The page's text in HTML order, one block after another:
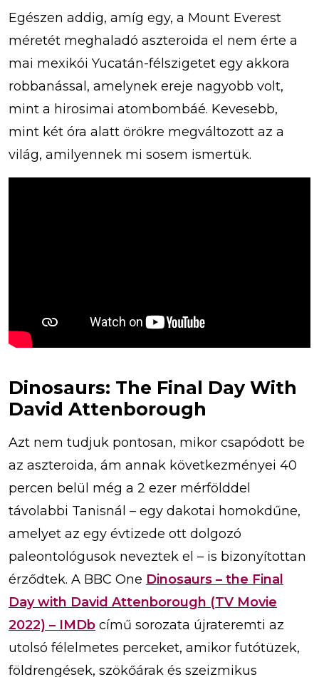
Egészen addig, amíg egy, a Mount Everest
méretét meghaladó aszteroida el nem érte a
mai mexikói Yucatán-félszigetet egy akkora
robbanással, amelynek ereje nagyobb volt,
mint a hirosimai atombombáé. Kevesebb,
mint két óra alatt örökre megváltozott az a
világ, amilyennek mi sosem ismertük.
Dinosaurs: The Final Day With
David Attenborough
Azt nem tudjuk pontosan, mikor csapódott be
az aszteroida, ám annak következményei 40
percen belül még a 2 ezer mérfölddel
távolabbi Tanisnál – egy dakotai homokdűne,
amelyet az egy évtizede ott dolgozó
paleontológusok neveztek el – is bizonyítottan
érződtek. A BBC One Dinosaurs – the Final
Day with David Attenborough (TV Movie
2022) – IMDb című sorozata újrateremti az
utolsó félelmetes perceket, amikor futótüzek,
földrengések, szökőárak és szeizmikus